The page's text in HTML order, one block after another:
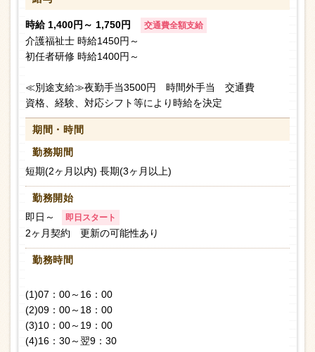
時給 1,400円～ 1,750円 交通費全額支給
介護福祉士 時給1450円～
初任者研修 時給1400円～
≪別途支給≫夜勤手当3500円 時間外手当 交通費
資格、経験、対応シフト等により時給を決定
期間・時間
勤務期間
短期(2ヶ月以内) 長期(3ヶ月以上)
勤務開始
即日～
即日スタート
2ヶ月契約 更新の可能性あり
勤務時間
(1)07：00～16：00
(2)09：00～18：00
(3)10：00～19：00
(4)16：30～翌9：30